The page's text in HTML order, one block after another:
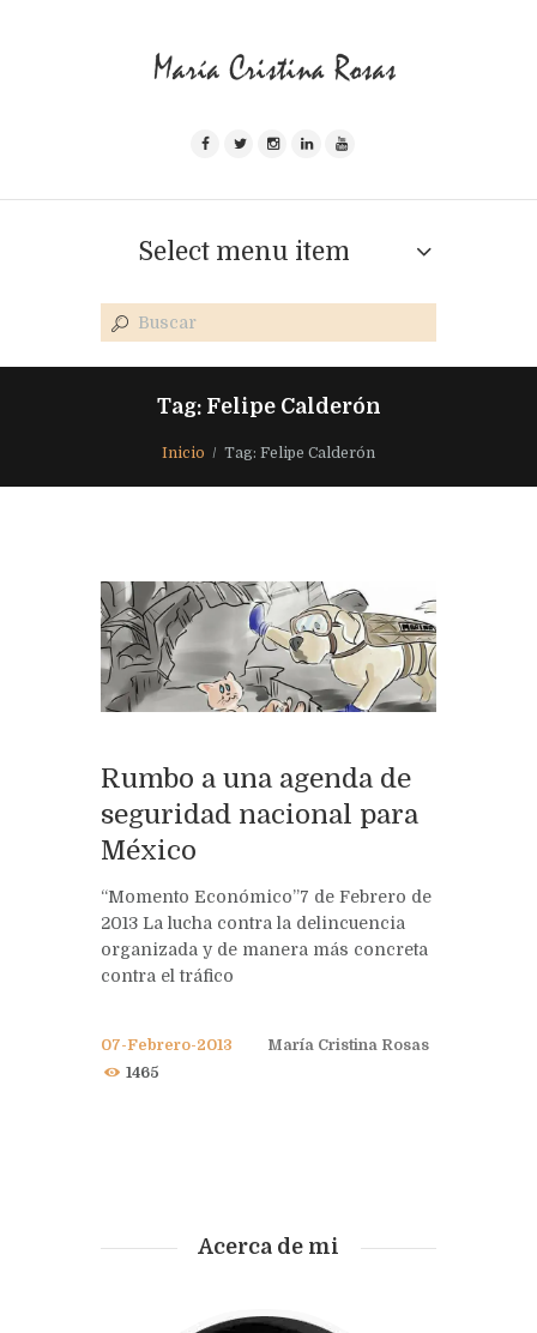
Select menu item
Tag: Felipe Calderón
Inicio Tag: Felipe Calderón
Rumbo a una agenda de
seguridad nacional para
México
“Momento Económico”7 de Febrero de
2013 La lucha contra la delincuencia
organizada y de manera más concreta
contra el tráfico
07-Febrero-2013
María Cristina Rosas
1465
Acerca de mi